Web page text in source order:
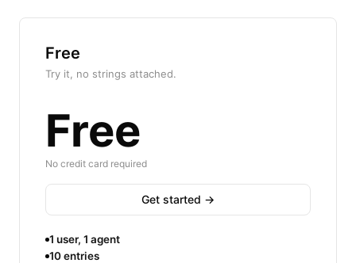
Free
Try it, no strings attached.
Free
No credit card required
Get started →
1 user, 1 agent
10 entries